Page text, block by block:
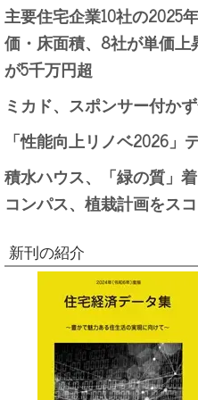
主要住宅企業10社の2025
価・床面積、8社が単価
が5千万円超
ミカド、スポンサー付か
「性能向上リノベ2026」
積水ハウス、「緑の質」
コンパス、植栽計画をス
新刊の紹介